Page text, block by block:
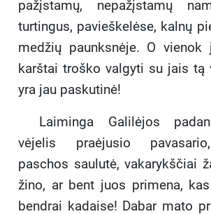
pažįstamų, nepažįstamų
turtingus, pavieškelėse, kalnų
medžių paunksnėje. O
karštai troško valgyti su jais tą
yra jau paskutinė!
Laiminga Galilėjos
vėjelis praėjusio
paschos saulutė, vakarykščiai
žino, ar bent juos primena,
bendrai kadaise! Dabar mato